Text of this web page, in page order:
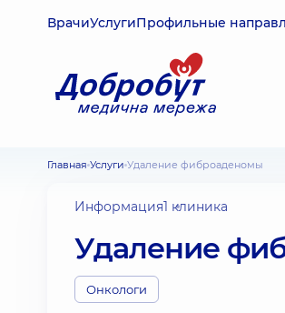
ВрачиУслугиПрофильные
Главная Услуги Удаление фиброаденомы
Информация1 клиника
Удаление
Онкологи